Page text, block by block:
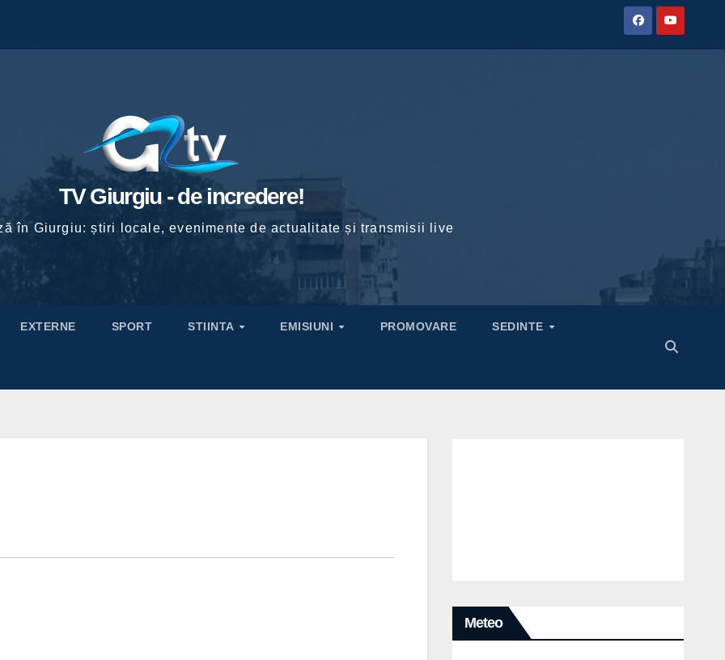
TV Giurgiu - de incredere!
în Giurgiu: știri locale, evenimente de actualitate și transmisii live
EXTERNE SPORT STIINTA EMISIUNI PROMOVARE SEDINTE
Meteo